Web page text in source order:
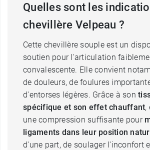
Quelles sont les
chevillère Velpeau ?
Cette chevillère souple est un
soutien pour l'articulation
convalescente. Elle convient
de douleurs, de foulures
d'entorses légères. Grâce à son
spécifique et son effet chauffant,
une compression suffisante pour
ligaments dans leur position
d'une part, de soulager l'inconfort